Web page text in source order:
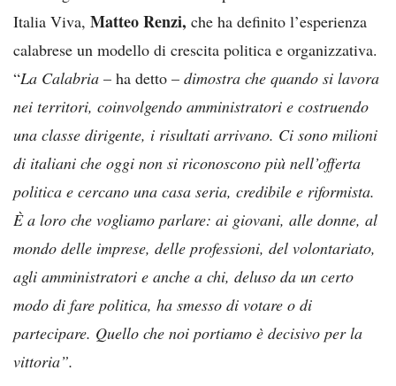
Italia Viva, Matteo Renzi, che ha definito l’esperienza
calabrese un modello di crescita politica e organizzativa.
“La Calabria – ha detto – dimostra che quando si lavora
nei territori, coinvolgendo amministratori e costruendo
una classe dirigente, i risultati arrivano. Ci sono milioni
di italiani che oggi non si riconoscono più nell’offerta
politica e cercano una casa seria, credibile e riformista.
È a loro che vogliamo parlare: ai giovani, alle donne, al
mondo delle imprese, delle professioni, del volontariato,
agli amministratori e anche a chi, deluso da un certo
modo di fare politica, ha smesso di votare o di
partecipare. Quello che noi portiamo è decisivo per la
vittoria”.